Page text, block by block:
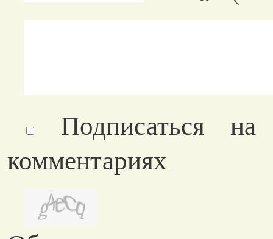
Подписаться
комментариях